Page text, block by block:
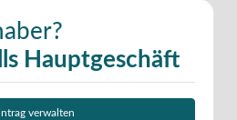
Hauptgeschäft
verwalten